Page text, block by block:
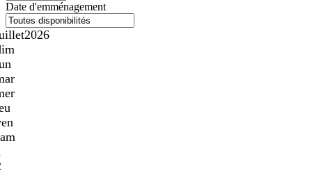
Date d'emménagement
2026